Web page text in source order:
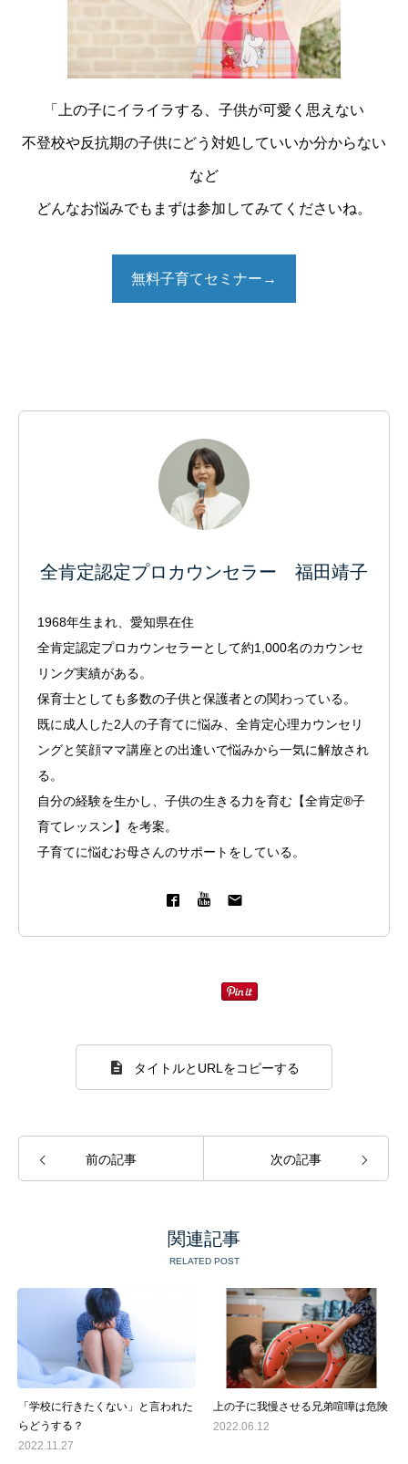
「上の子にイライラする、子供が可愛く思えない
不登校や反抗期の子供にどう対処していいか分からない
など
どんなお悩みでもまずは参加してみてくださいね。
無料子育てセミナー→
全肯定認定プロカウンセラー 福田靖子
1968年生まれ、愛知県在住
全肯定認定プロカウンセラーとして約1,000名のカウンセ
リング実績がある。
保育士としても多数の子供と保護者との関わっている。
既に成人した2人の子育てに悩み、全肯定心理カウンセリ
ングと笑顔ママ講座との出逢いで悩みから一気に解放され
る。
自分の経験を生かし、子供の生きる力を育む【全肯定®子
育てレッスン】を考案。
子育てに悩むお母さんのサポートをしている。
タイトルとURLをコピーする
前の記事 次の記事
関連記事
RELATED POST
「学校に行きたくない」と言われた
らどうする？
2022.11.27
上の子に我慢させる兄弟喧嘩は危険
2022.06.12